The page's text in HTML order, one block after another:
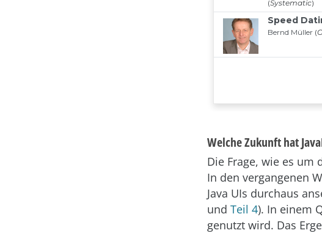
Welche Zukunft hat
Die Frage, wie es um
In den vergangenen
Java UIs durchaus
und Teil 4). In einem
genutzt wird. Das